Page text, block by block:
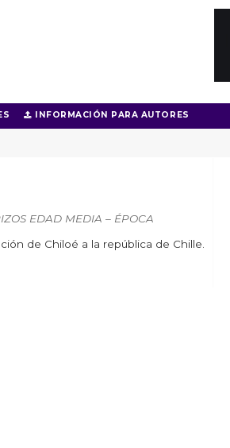
INFORMACIÓN PARA AUTORES
EDAD MEDIA – ÉPOCA
de Chiloé a la república de Chille.